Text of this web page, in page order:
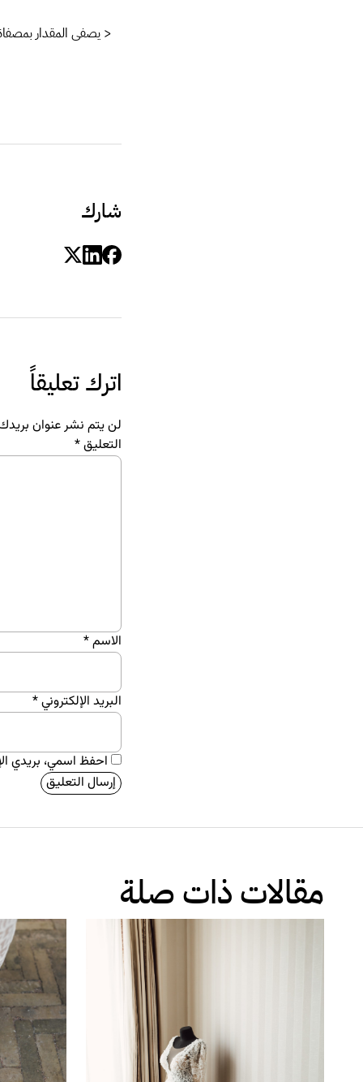
< يصفى المقدار
شارك
اترك تعليقاً
لن يتم نشر عنوان بريدك
التعليق*
الاسم*
البريد الإلكتروني*
احفظ اسمي، بريدي
مقالات ذات صلة